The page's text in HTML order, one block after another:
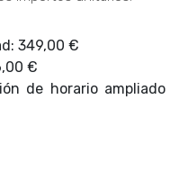
349,00 €
€
de horario ampliado